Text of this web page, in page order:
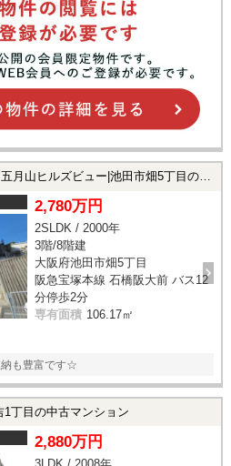
ヒルズビュー|池田市畑5丁目の中古マンション
2,780万円
2SLDK / 2000年
3階/8階建
大阪府池田市畑5丁目
阪急宝塚本線 石橋阪大前 バス12
分停歩2分
専有面積 106.17㎡
も豊富です☆
丁目の中古マンション
2,880万円